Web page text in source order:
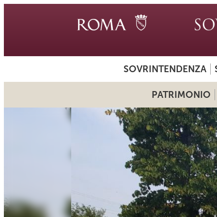
SOVRINTENDENZA
PATRIMONIO